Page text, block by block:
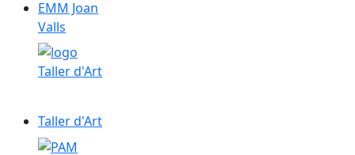
EMM Joan
Valls
Taller d'Art
Taller d'Art
PAM